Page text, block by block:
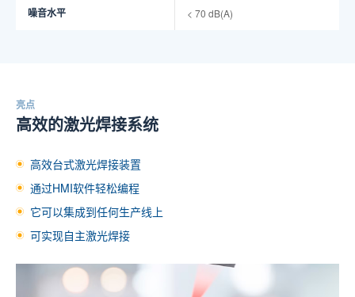
噪音水平 < 70 dB(A)
亮点
高效的激光焊接系统
高效台式激光焊接装置
通过HMI软件轻松编程
它可以集成到任何生产线上
可实现自主激光焊接